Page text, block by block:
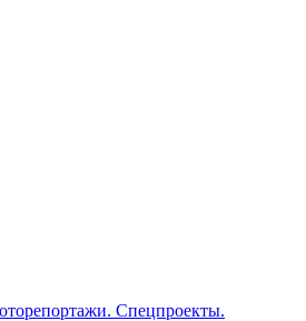
Спецпроекты.